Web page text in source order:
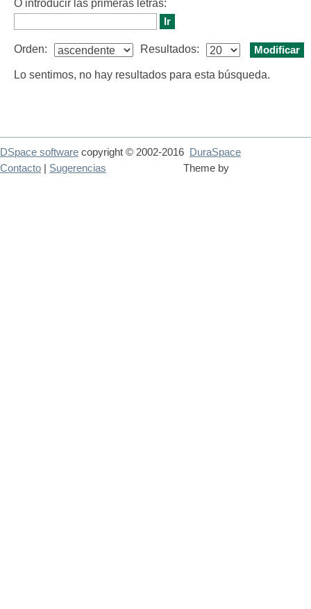
O introducir las primeras letras:
Orden: Resultados:
Lo sentimos, no hay resultados para esta búsqueda.
DSpace software copyright © 2002-2016
DuraSpace
Theme by
Contacto Sugerencias